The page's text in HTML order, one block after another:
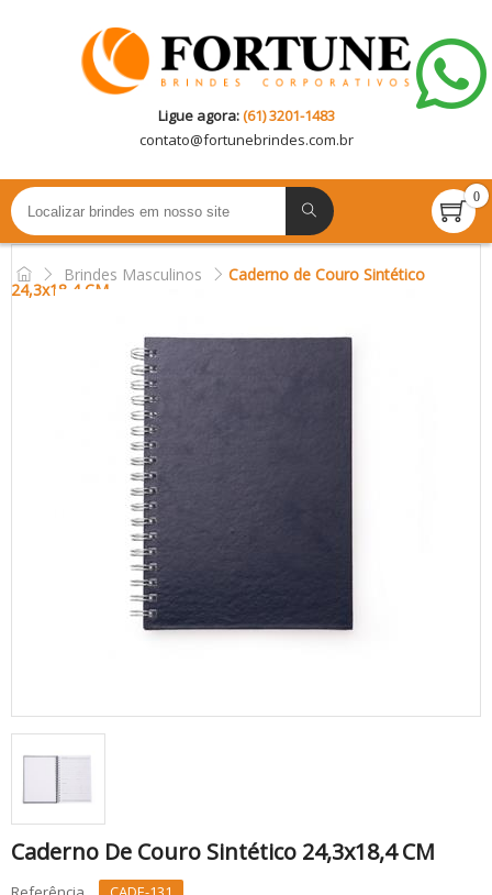
Ligue agora:(61) 3201-1483
contato@fortunebrindes.com.br
0
Brindes Masculinos Caderno de Couro Sintético
24,3x18,4 CM
Caderno De Couro Sintético 24,3x18,4 CM